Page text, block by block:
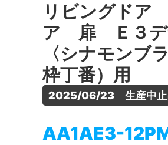
リビングドア
ア 扉 Ｅ３デ
〈シナモン
枠丁番）用
2025/06/23　生産中
AA1AE3-